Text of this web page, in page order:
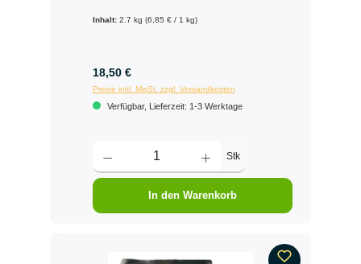
Inhalt: 2.7 kg (6,85 € / 1 kg)
18,50 €
Preise inkl. MwSt. zzgl. Versandkosten
Verfügbar, Lieferzeit: 1-3 Werktage
Stk
In den Warenkorb